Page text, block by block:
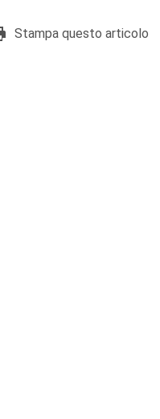
Stampa questo articolo